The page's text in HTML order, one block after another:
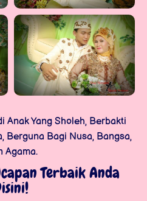
Anak Yang Sholeh, Berbakti
Berguna Bagi Nusa, Bangsa,
Agama.
Terbaik Anda